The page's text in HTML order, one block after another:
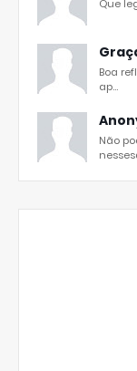
Que
Boa
ap...
Não